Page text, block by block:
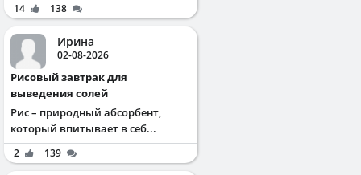
14 138
Ирина
02-08-2026
Рисовый завтрак для
выведения солей
Рис – природный абсорбент,
который впитывает в себ...
2 139